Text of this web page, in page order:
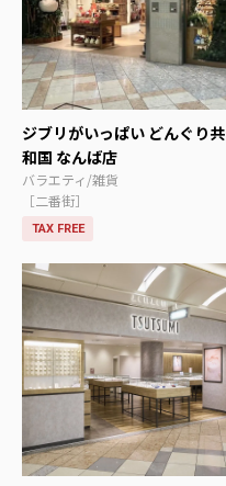
ジブリがいっぱい どんぐり共
和国 なんば店
バラエティ/雑貨
［二番街］
TAX FREE